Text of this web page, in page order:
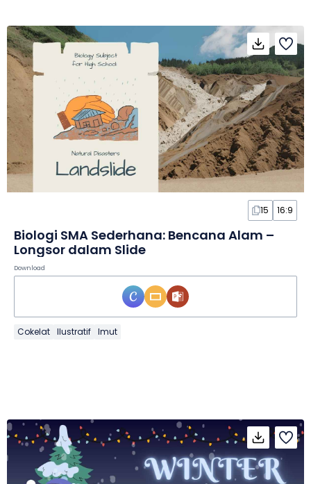
15 16:9
Biologi SMA Sederhana: Bencana Alam –
Longsor dalam Slide
Download
Cokelat Ilustratif Imut